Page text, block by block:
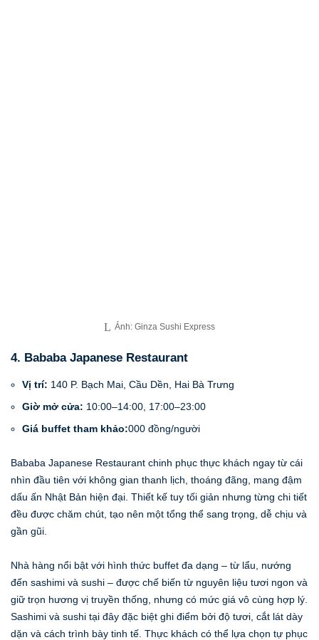
Ảnh: Ginza Sushi Express
4. Bababa Japanese Restaurant
Vị trí: 140 P. Bạch Mai, Cầu Dền, Hai Bà Trưng
Giờ mở cửa: 10:00–14:00, 17:00–23:00
Giá buffet tham khảo:000 đồng/người
Bababa Japanese Restaurant chinh phục thực khách ngay từ cái
nhìn đầu tiên với không gian thanh lịch, thoáng đãng, mang đậm
dấu ấn Nhật Bản hiện đại. Thiết kế tuy tối giản nhưng từng chi tiết
đều được chăm chút, tạo nên một tổng thể sang trọng, dễ chịu và
gần gũi.
Nhà hàng nổi bật với hình thức buffet đa dạng – từ lẩu, nướng
đến sashimi và sushi – được chế biến từ nguyên liệu tươi ngon và
giữ trọn hương vị truyền thống, nhưng có mức giá vô cùng hợp lý.
Sashimi và sushi tại đây đặc biệt ghi điểm bởi độ tươi, cắt lát dày
dặn và cách trình bày tinh tế. Thực khách có thể lựa chọn tự phục